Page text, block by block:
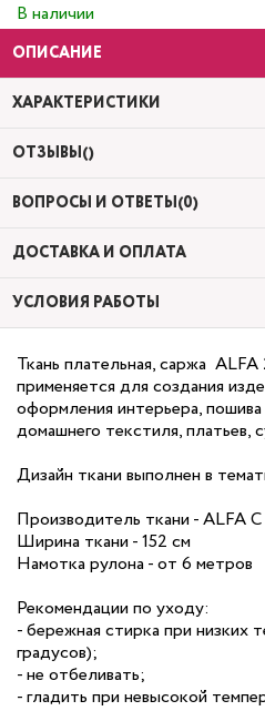
В наличии
ОПИСАНИЕ
ХАРАКТЕРИСТИКИ
ОТЗЫВЫ()
ВОПРОСЫ И ОТВЕТЫ(0)
ДОСТАВКА И ОПЛАТА
УСЛОВИЯ РАБОТЫ
Ткань плательная, саржа
применяется для создания
оформления интерьера,
домашнего текстиля,
Дизайн ткани выполнен в
Производитель ткани - ALFA
Ширина ткани - 152 см
Намотка рулона - от 6 метров
Рекомендации по уходу:
- бережная стирка при низких
градусов);
- не отбеливать;
- гладить при невысокой